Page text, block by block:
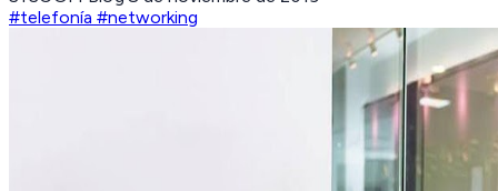
#telefonía #networking